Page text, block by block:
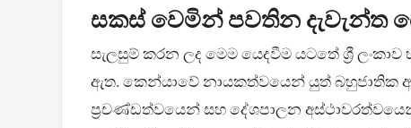
සකස් වෙමින් පවතින දැවැන්ත
සැලසුම් කරන ලද මෙම යෙදවීම යටතේ ශ්‍රී
ඇත. කෙන්යාවේ නායකත්වයෙන් යුත් බහුජාතික
ප්‍රචණ්ඩත්වයෙන් සහ දේශපාලන